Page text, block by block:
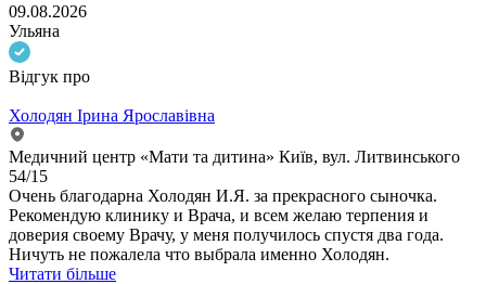
09.08.2026
Ульяна
Відгук про
Холодян Ірина Ярославівна
Медичний центр «Мати та дитина» Київ, вул. Литвинського
54/15
Очень благодарна Холодян И.Я. за прекрасного сыночка.
Рекомендую клинику и Врача, и всем желаю терпения и
доверия своему Врачу, у меня получилось спустя два года.
Ничуть не пожалела что выбрала именно Холодян.
Читати більше